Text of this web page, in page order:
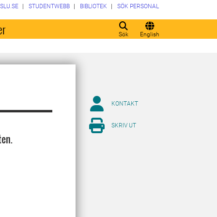
Sök English
SLU.SE STUDENTWEBB BIBLIOTEK SÖK PERSONAL
KONTAKT
SKRIV UT